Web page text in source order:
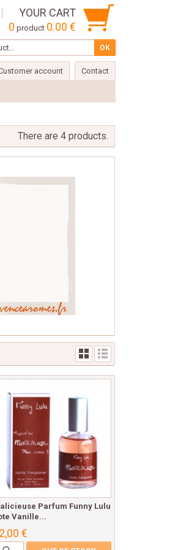
YOUR CART
0 product 0.00 €
account Contact
There are 4 products.
Parfum Funny Lulu
Vanille...
€